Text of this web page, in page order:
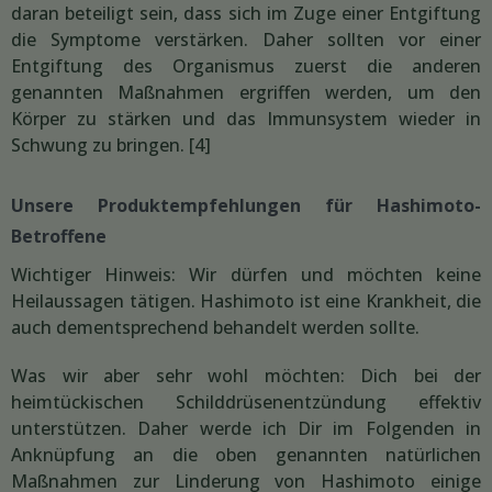
daran beteiligt sein, dass sich im Zuge einer Entgiftung
die Symptome verstärken. Daher sollten vor einer
Entgiftung des Organismus zuerst die anderen
genannten Maßnahmen ergriffen werden, um den
Körper zu stärken und das Immunsystem wieder in
Schwung zu bringen. [4]
Unsere Produktempfehlungen für Hashimoto-
Betroffene
Wichtiger Hinweis: Wir dürfen und möchten keine
Heilaussagen tätigen. Hashimoto ist eine Krankheit, die
auch dementsprechend behandelt werden sollte.
Was wir aber sehr wohl möchten: Dich bei der
heimtückischen Schilddrüsenentzündung effektiv
unterstützen. Daher werde ich Dir im Folgenden in
Anknüpfung an die oben genannten natürlichen
Maßnahmen zur Linderung von Hashimoto einige